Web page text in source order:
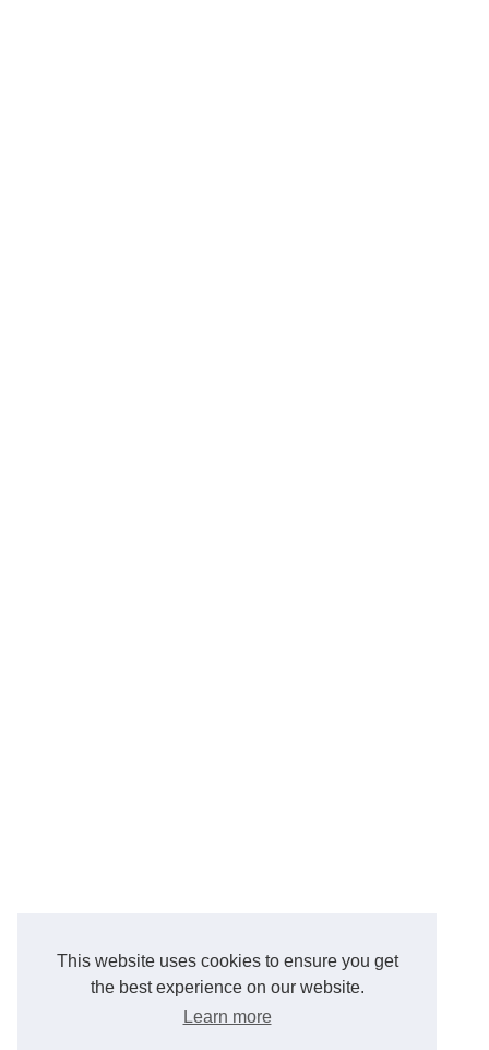
This website uses cookies to ensure you get
the best experience on our website.
Learn more